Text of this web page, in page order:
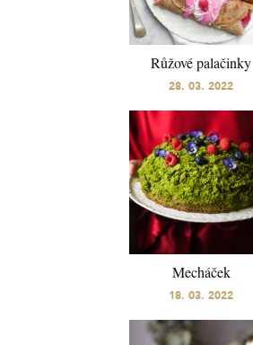
Růžové palačinky
28. 03. 2022
Mecháček
18. 03. 2022